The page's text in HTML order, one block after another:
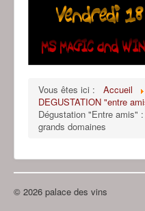
Vous êtes ici :
Accueil
DEGUSTATION "entre
Dégustation "Entre amis"
grands domaines
© 2026 palace des vins